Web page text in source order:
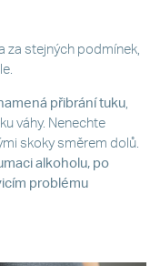
za stejných podmínek,
přibrání tuku,
váhy. Nenechte
skoky směrem dolů.
alkoholu, po
problému